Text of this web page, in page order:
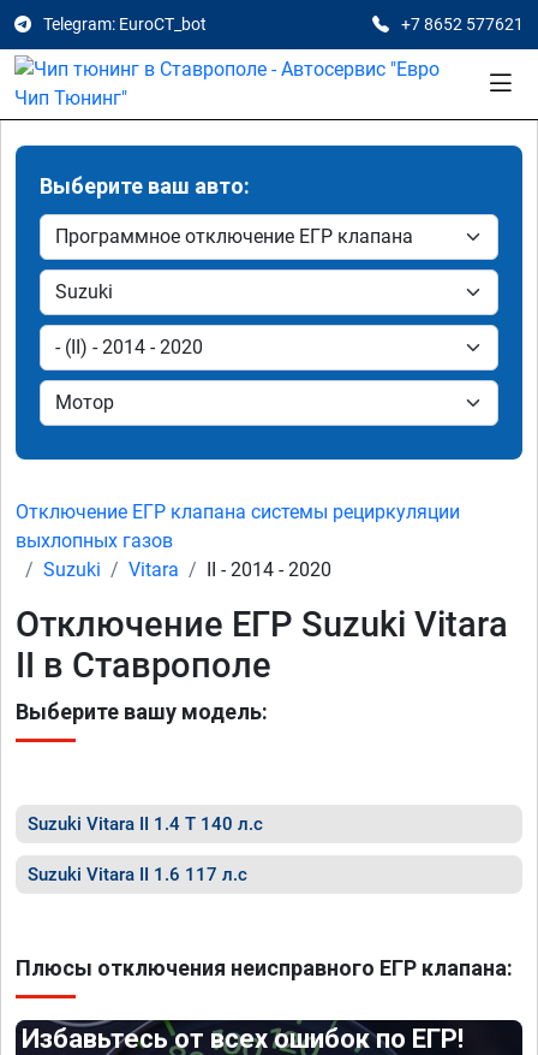
Telegram: EuroCT_bot +7 8652 577621
Выберите ваш авто:
Отключение ЕГР клапана системы рециркуляции
выхлопных газов
Suzuki
Vitara II - 2014 - 2020
Отключение ЕГР Suzuki Vitara
II в Ставрополе
Выберите вашу модель:
Suzuki Vitara II 1.4 T 140 л.с
Suzuki Vitara II 1.6 117 л.с
Плюсы отключения неисправного ЕГР клапана:
Избавьтесь от всех ошибок по ЕГР!